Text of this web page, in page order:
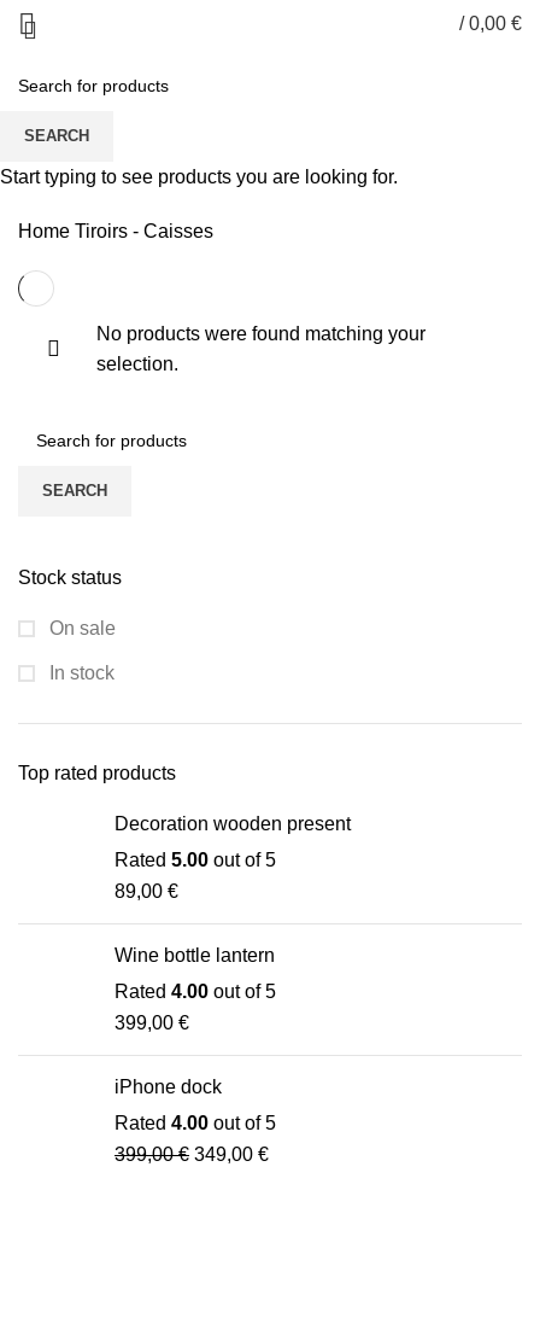
/ 0,00 €
Tiroirs - Caisses
CATEGORIES
Stock status
On sale
In stock
Top rated products
Decoration wooden present
Rated 5.00 out of 5
89,00 €
Wine bottle lantern
Rated 4.00 out of 5
399,00 €
iPhone dock
Rated 4.00 out of 5
399,00€ 349,00 €
Home Tiroirs - Caisses
No products were found matching your
selection.
SEARCH
SEARCH
Start typing to see products you are looking for.